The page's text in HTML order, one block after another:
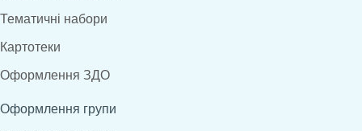
Тематичні набори
Картотеки
Оформлення ЗДО
Оформлення групи